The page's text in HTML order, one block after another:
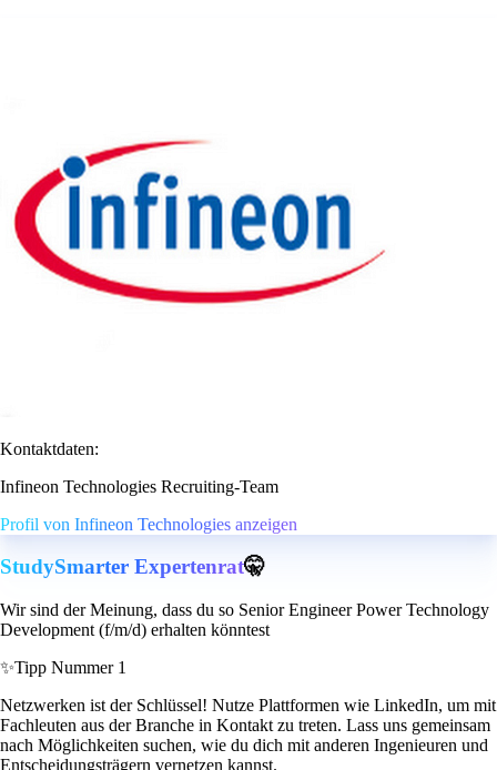
Kontaktdaten:
Infineon Technologies Recruiting-Team
Profil von Infineon Technologies anzeigen
StudySmarter Expertenrat🤫
Wir sind der Meinung, dass du so Senior Engineer Power Technology
Development (f/m/d) erhalten könntest
✨Tipp Nummer 1
Netzwerken ist der Schlüssel! Nutze Plattformen wie LinkedIn, um mit
Fachleuten aus der Branche in Kontakt zu treten. Lass uns gemeinsam
nach Möglichkeiten suchen, wie du dich mit anderen Ingenieuren und
Entscheidungsträgern vernetzen kannst.